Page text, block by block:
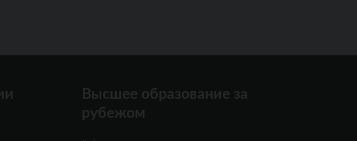
Высшее образование за
рубежом